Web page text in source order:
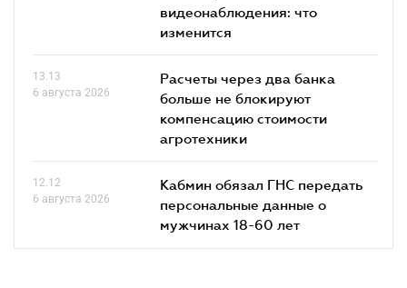
видеонаблюдения: что
изменится
13.13
6 августа 2026
Расчеты через два банка
больше не блокируют
компенсацию стоимости
агротехники
12.12
6 августа 2026
Кабмин обязал ГНС передать
персональные данные о
мужчинах 18-60 лет